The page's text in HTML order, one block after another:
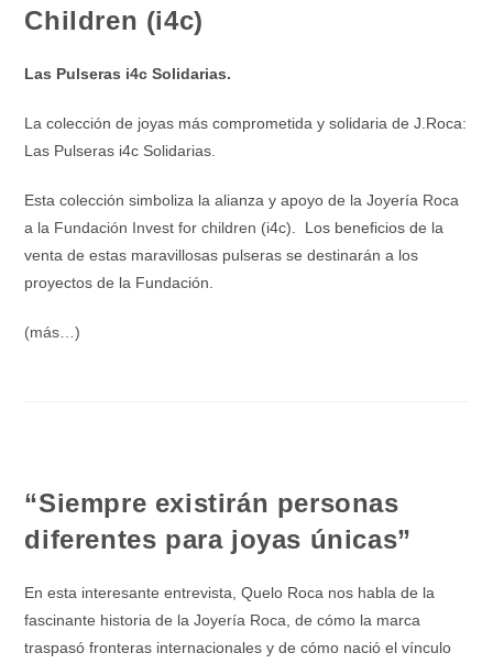
Children (i4c)
Las Pulseras i4c Solidarias.
La colección de joyas más comprometida y solidaria de J.Roca:
Las Pulseras i4c Solidarias.
Esta colección simboliza la alianza y apoyo de la Joyería Roca
a la Fundación Invest for children (i4c). Los beneficios de la
venta de estas maravillosas pulseras se destinarán a los
proyectos de la Fundación.
(más…)
“Siempre existirán personas
diferentes para joyas únicas”
En esta interesante entrevista, Quelo Roca nos habla de la
fascinante historia de la Joyería Roca, de cómo la marca
traspasó fronteras internacionales y de cómo nació el vínculo